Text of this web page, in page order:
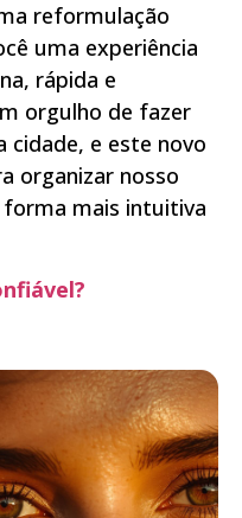
reformulação
uma experiência
rápida e
orgulho de fazer
cidade, e este novo
organizar nosso
mais intuitiva